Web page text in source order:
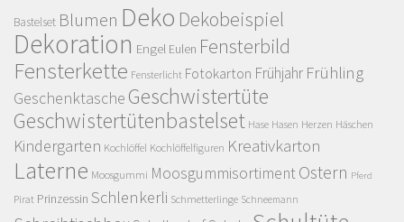
Bastelset Blumen Deko Dekobeispiel
Dekoration Engel Eulen Fensterbild
Fensterkette Fensterlicht Fotokarton Frühjahr Frühling
Geschenktasche Geschwistertüte
Geschwistertütenbastelset Hase Hasen Herzen Häschen
Kindergarten Kochlöffel Kochlöffelfiguren Kreativkarton
Laterne Moosgummi MoosgummisortimentOstern Pferd
Pirat Prinzessin Schlenkerli Schmetterlinge Schneemann